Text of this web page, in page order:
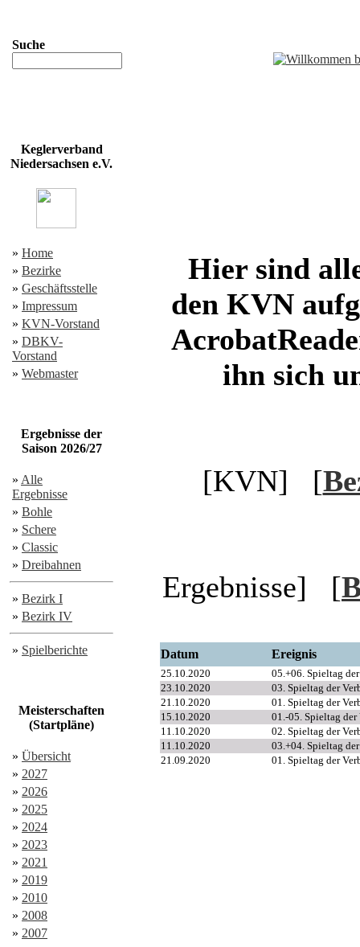
Suche
Keglerverband
Niedersachsen e.V.
» Home
» Bezirke
» Geschäftsstelle
» Impressum
» KVN-Vorstand
» DBKV-
Vorstand
» Webmaster
Ergebnisse der
Saison 2026/27
» Alle
Ergebnisse
» Bohle
» Schere
» Classic
» Dreibahnen
» Bezirk I
» Bezirk IV
» Spielberichte
Meisterschaften
(Startpläne)
» Übersicht
» 2027
» 2026
» 2025
» 2024
» 2023
» 2021
» 2019
» 2010
» 2008
» 2007
Hier sind
den KVN
ihn sich
[KVN] [
Ergebnisse] [
Datum Ereignis
25.10.2020
05.+06. Spieltag
23.10.2020
03. Spieltag der
21.10.2020
01. Spieltag der
15.10.2020
01.-05. Spieltag der
11.10.2020
02. Spieltag der
11.10.2020
03.+04. Spieltag
21.09.2020
01. Spieltag der